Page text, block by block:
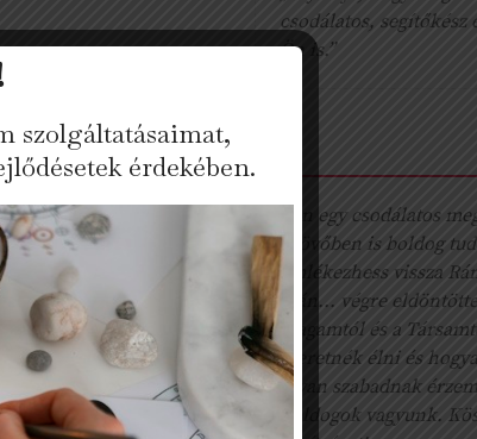
csodálatos,
Ön is.”
Van egy csodálatos
a jövőben is boldog
emlékezhess vissza
után... végre
magamtól és a
szeretnék élni és
olyan szabadnak
Boldogok vagyunk.
szolgáltatásaimat,
érdekében.